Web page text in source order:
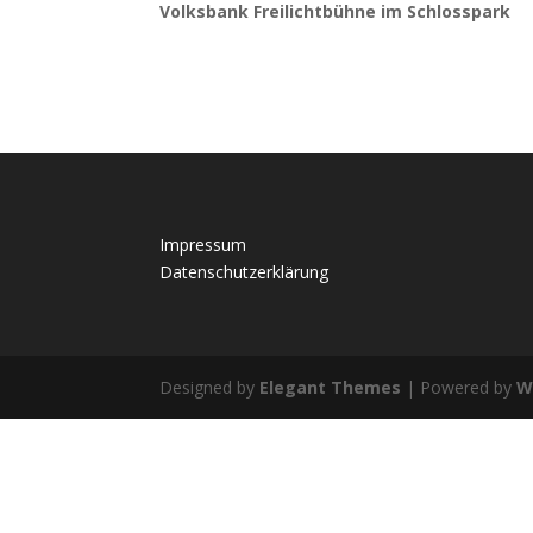
Volksbank Freilichtbühne im Schlosspark
Impressum
Datenschutzerklärung
Designed by Elegant Themes | Powered by